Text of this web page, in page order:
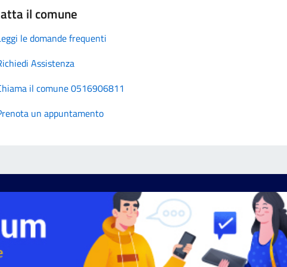
il comune
le domande frequenti
Assistenza
il comune 0516906811
un appuntamento